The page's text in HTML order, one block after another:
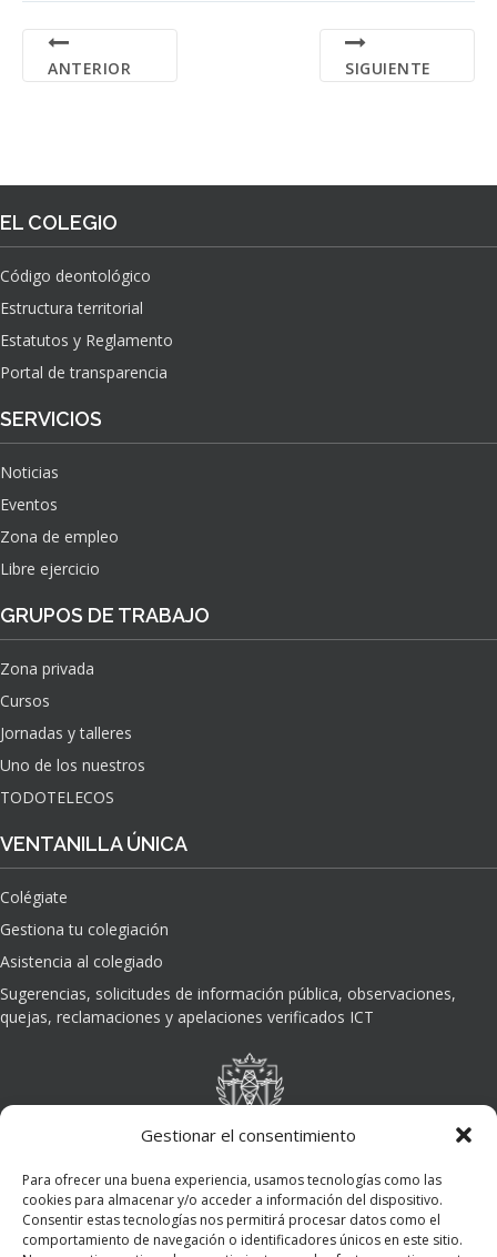
Gestionar el consentimiento
Para ofrecer una buena experiencia, usamos tecnologías como las
cookies para almacenar y/o acceder a información del dispositivo.
Consentir estas tecnologías nos permitirá procesar datos como el
comportamiento de navegación o identificadores únicos en este sitio.
ANTERIOR SIGUIENTE
EL COLEGIO
Código deontológico
Estructura territorial
Estatutos y Reglamento
Portal de transparencia
SERVICIOS
Noticias
Eventos
Zona de empleo
Libre ejercicio
GRUPOS DE TRABAJO
Zona privada
Cursos
Jornadas y talleres
Uno de los nuestros
TODOTELECOS
VENTANILLA ÚNICA
Colégiate
Gestiona tu colegiación
Asistencia al colegiado
Sugerencias, solicitudes de información pública, observaciones,
quejas, reclamaciones y apelaciones verificados ICT